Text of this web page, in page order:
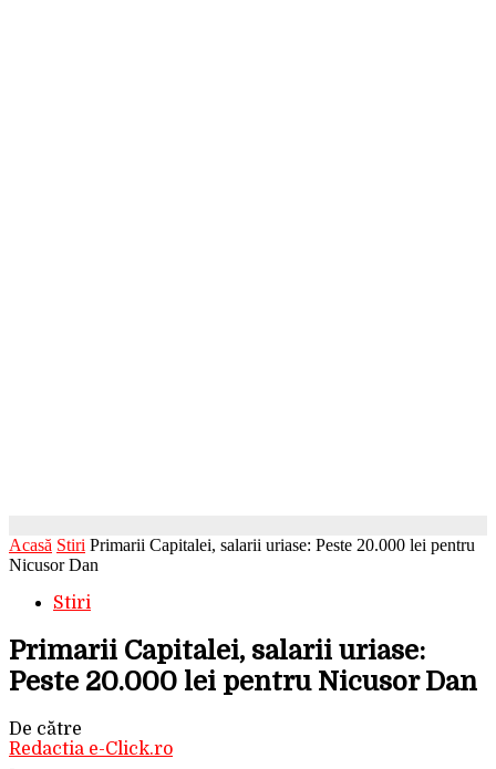
Acasă Stiri Primarii Capitalei, salarii uriase: Peste 20.000 lei pentru
Nicusor Dan
Stiri
Primarii Capitalei, salarii uriase:
Peste 20.000 lei pentru Nicusor Dan
De către
Redactia e-Click.ro